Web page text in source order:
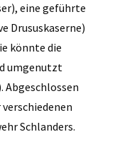
eine geführte
Drususkaserne)
könnte die
umgenutzt
Abgeschlossen
Schlanders.